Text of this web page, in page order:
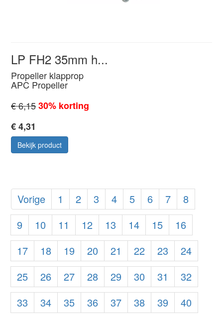
LP FH2 35mm h...
Propeller klapprop
APC Propeller
€ 6,1530% korting
€ 4,31
Bekijk product
Vorige 1 2 3 4 5 6 7
8
9
10 11 12 13 14 15
16
17
18 19 20 21 22 23
24
25
26 27 28 29 30 31
32
33
34 35 36 37 38 39
40